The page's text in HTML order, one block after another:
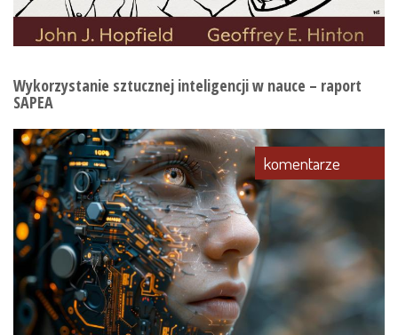
Wykorzystanie sztucznej inteligencji w nauce – raport
SAPEA
komentarze